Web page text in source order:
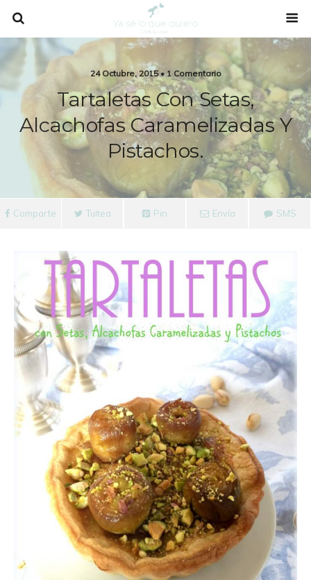
24 Octubre, 2015 • 1 Comentario
Tartaletas Con Setas,
Alcachofas Caramelizadas Y
Pistachos.
Comparte Tuitea Pin Envía SMS